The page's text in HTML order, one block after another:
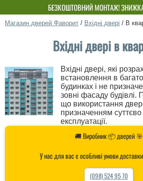
БЕЗКОШТОВНИЙ МОНТАЖ!
ВЛАСНЕ ВИРОБНИЦТВО-НЕ
Магазин дверей Фаворит / Вхідні двері / В
Вхідні двері в
Вхідні двері, які
встановлення в
будинках і не
зовні фасаду будівлі.
що використання
призначенням
експлуатації.
🚚 Виробник 📦 дверей 🎯
У нас для вас є особливі умови
(098) 524 95 70